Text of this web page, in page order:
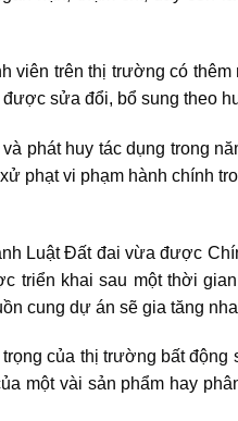
viên trên thị trường có
sửa đổi, bổ sung theo
phát huy tác dụng trong
phạt vi phạm hành chính
Luật Đất đai vừa được
triển khai sau một thời
cung dự án sẽ gia tăng
của thị trường bất động
một vài sản phẩm hay